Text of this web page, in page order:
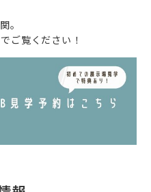
。
ご覧ください！